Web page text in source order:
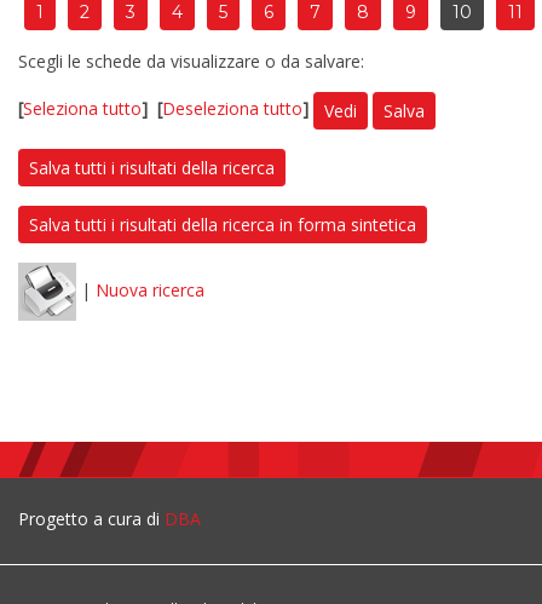
1 2 3 4 5 6 7 8 9 10 11
Scegli le schede da visualizzare o da salvare:
[Seleziona tutto] [Deseleziona tutto] Vedi Salva
Salva tutti i risultati della ricerca
Salva tutti i risultati della ricerca in forma sintetica
| Nuova ricerca
Progetto a cura di DBA